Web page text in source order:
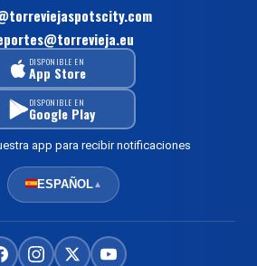
DISPONIBLE EN
App Store
DISPONIBLE EN
Google Play
app para recibir notificaciones
ESPAÑOL▲